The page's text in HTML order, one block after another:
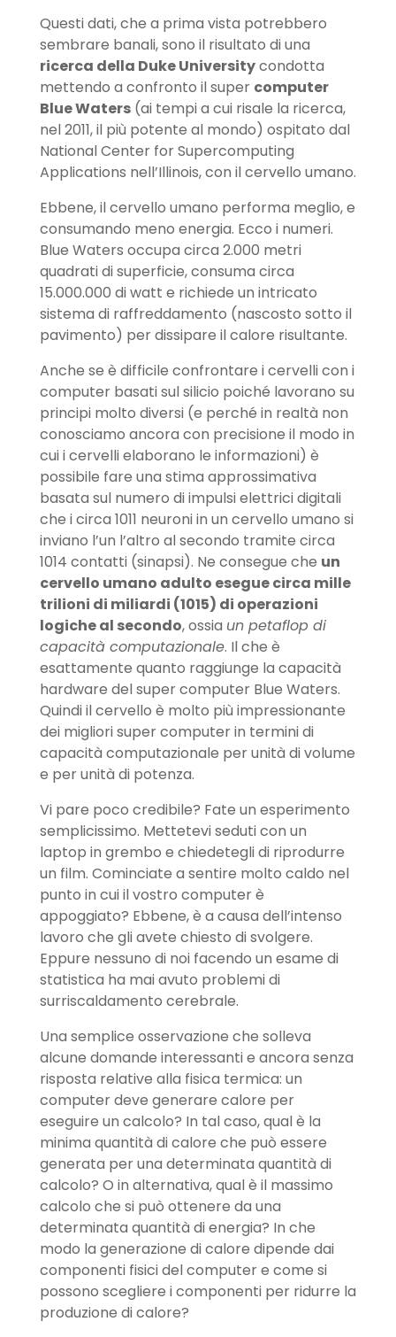
Questi dati, che a prima vista potrebbero
sembrare banali, sono il risultato di una
ricerca della Duke Universitycondotta
mettendo a confronto il super computer
Blue Waters(ai tempi a cui risale la ricerca,
nel 2011, il più potente al mondo) ospitato dal
National Center for Supercomputing
Applications nell’Illinois, con il cervello umano.
Ebbene, il cervello umano performa meglio, e
consumando meno energia. Ecco i numeri.
Blue Waters occupa circa 2.000 metri
quadrati di superficie, consuma circa
15.000.000 di watt e richiede un intricato
sistema di raffreddamento (nascosto sotto il
pavimento) per dissipare il calore risultante.
Anche se è difficile confrontare i cervelli con i
computer basati sul silicio poiché lavorano su
principi molto diversi (e perché in realtà non
conosciamo ancora con precisione il modo in
cui i cervelli elaborano le informazioni) è
possibile fare una stima approssimativa
basata sul numero di impulsi elettrici digitali
che i circa 1011 neuroni in un cervello umano si
inviano l’un l’altro al secondo tramite circa
1014 contatti (sinapsi). Ne consegue che un
cervello umano adulto esegue circa mille
trilioni di miliardi (1015) di operazioni
logiche al secondo, ossia un petaflop di
capacità computazionale. Il che è
esattamente quanto raggiunge la capacità
hardware del super computer Blue Waters.
Quindi il cervello è molto più impressionante
dei migliori super computer in termini di
capacità computazionale per unità di volume
e per unità di potenza.
Vi pare poco credibile? Fate un esperimento
semplicissimo. Mettetevi seduti con un
laptop in grembo e chiedetegli di riprodurre
un film. Cominciate a sentire molto caldo nel
punto in cui il vostro computer è
appoggiato? Ebbene, è a causa dell’intenso
lavoro che gli avete chiesto di svolgere.
Eppure nessuno di noi facendo un esame di
statistica ha mai avuto problemi di
surriscaldamento cerebrale.
Una semplice osservazione che solleva
alcune domande interessanti e ancora senza
risposta relative alla fisica termica: un
computer deve generare calore per
eseguire un calcolo? In tal caso, qual è la
minima quantità di calore che può essere
generata per una determinata quantità di
calcolo? O in alternativa, qual è il massimo
calcolo che si può ottenere da una
determinata quantità di energia? In che
modo la generazione di calore dipende dai
componenti fisici del computer e come si
possono scegliere i componenti per ridurre la
produzione di calore?